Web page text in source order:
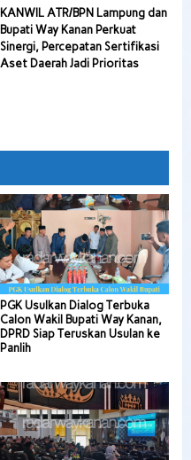
KANWIL ATR/BPN Lampung dan
Bupati Way Kanan Perkuat
Sinergi, Percepatan Sertifikasi
Aset Daerah Jadi Prioritas
PGK Usulkan Dialog Terbuka
Calon Wakil Bupati Way Kanan,
DPRD Siap Teruskan Usulan ke
Panlih